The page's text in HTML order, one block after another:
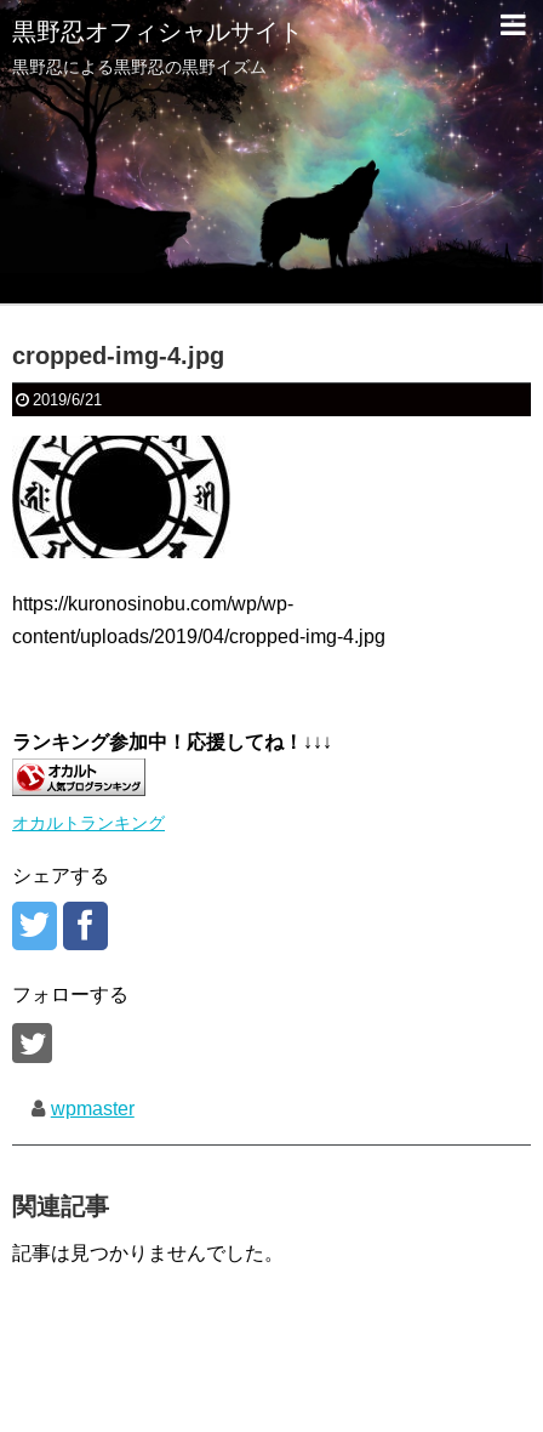
黒野忍オフィシャルサイト
黒野忍による黒野忍の黒野イズム
cropped-img-4.jpg
2019/6/21
https://kuronosinobu.com/wp/wp-
content/uploads/2019/04/cropped-img-4.jpg
ランキング参加中！応援してね！ ↓↓↓
オカルトランキング
シェアする
フォローする
wpmaster
関連記事
記事は見つかりませんでした。